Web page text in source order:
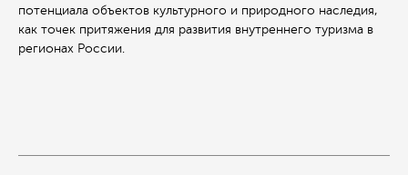
потенциала объектов культурного и природного наследия,
как точек притяжения для развития внутреннего туризма в
регионах России.